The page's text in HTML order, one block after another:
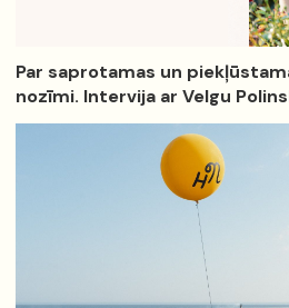
Par saprotamas un
nozīmi. Intervija ar Velgu